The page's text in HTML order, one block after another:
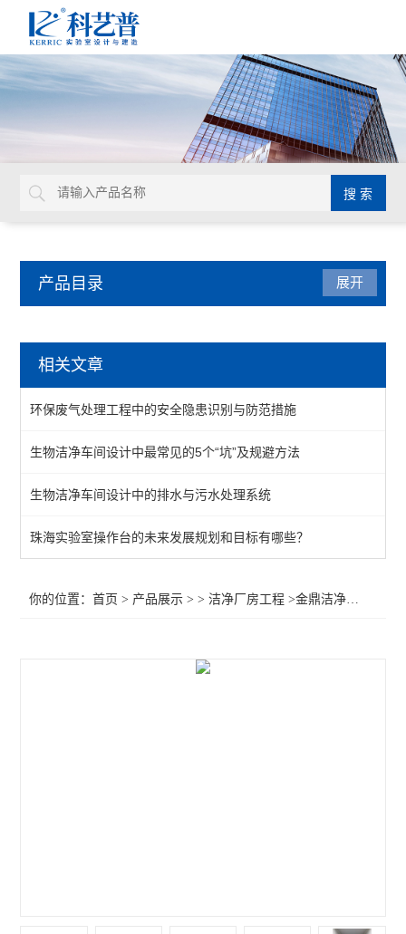
产品目录 展开
相关文章
环保废气处理工程中的安全隐患识别与防范措施
生物洁净车间设计中最常见的5个“坑”及规避方法
生物洁净车间设计中的排水与污水处理系统
珠海实验室操作台的未来发展规划和目标有哪些？
你的位置：首页 > 产品展示 > >洁净厂房工程 >金鼎洁净厂房厂家